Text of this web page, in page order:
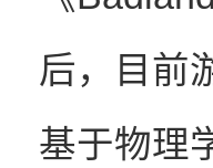
后，目前
基于物理